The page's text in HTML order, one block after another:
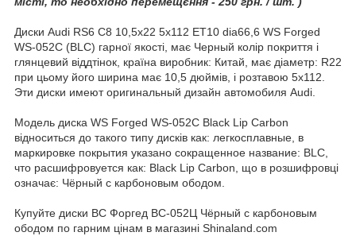
Диски Audi RS6 C8 10,5x22 5x112 ET10 dia66,6 WS Forged
WS-052C (BLC) гарної якості, має Черный колір покриття і
глянцевий віддтінок, країна виробник: Китай, має діаметр: R22
при цьому його ширина має 10,5 дюймів, і розтавою 5x112.
Эти диски имеют оригинальный дизайн автомобиля Audi.
Модель диска WS Forged WS-052C Black Lip Carbon
відноситься до такого типу дисків как: легкосплавные, в
маркировке покрытия указано сокращенное название: BLC,
что расшифровуется как: Black Lip Carbon, що в розшифровці
означає: Чёрный с карбоновым ободом.
Купуйте диски ВС Форгед ВС-052Ц Чёрный с карбоновым
ободом по гарним цінам в магазині Shinaland.com